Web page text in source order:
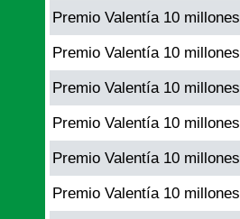
Premio Valentía 10 millones
Premio Valentía 10 millones
Premio Valentía 10 millones
Premio Valentía 10 millones
Premio Valentía 10 millones
Premio Valentía 10 millones